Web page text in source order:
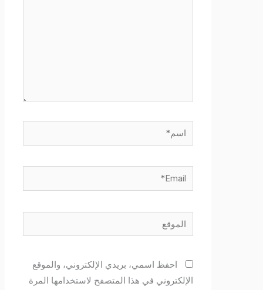
احفظ اسمي، بريدي الإلكتروني، والموقع
الإلكتروني في هذا المتصفح لاستخدامها المرة